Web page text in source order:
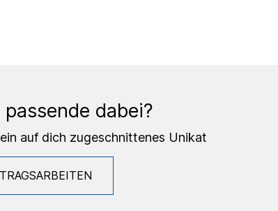
dabei?
auf dich zugeschnittenes Unikat